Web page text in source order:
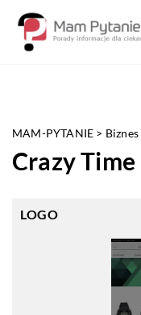
MAM-PYTANIE > Biznes
Crazy
LOGO